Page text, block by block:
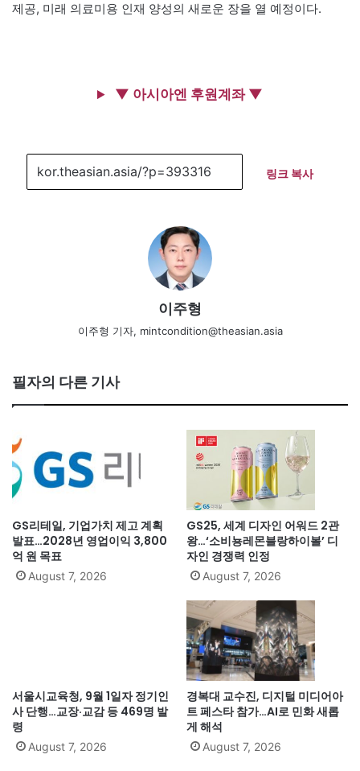
제공, 미래 의료미용 인재 양성의 새로운 장을 열 예정이다.
▼ 아시아엔 후원계좌 ▼
링크 복사
이주형
이주형 기자, mintcondition@theasian.asia
필자의 다른 기사
GS리테일, 기업가치 제고 계획
발표…2028년 영업이익 3,800
억 원 목표
August 7, 2026
GS25, 세계 디자인 어워드 2관
왕…‘소비뇽레몬블랑하이볼’ 디
자인 경쟁력 인정
August 7, 2026
서울시교육청, 9월 1일자 정기인
사 단행…교장·교감 등 469명 발
령
August 7, 2026
경복대 교수진, 디지털 미디어아
트 페스타 참가…AI로 민화 새롭
게 해석
August 7, 2026